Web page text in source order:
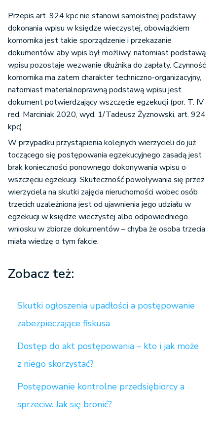
Przepis art. 924 kpc nie stanowi samoistnej podstawy
dokonania wpisu w księdze wieczystej, obowiązkiem
komornika jest takie sporządzenie i przekazanie
dokumentów, aby wpis był możliwy, natomiast podstawą
wpisu pozostaje wezwanie dłużnika do zapłaty. Czynność
komornika ma zatem charakter techniczno-organizacyjny,
natomiast materialnoprawną podstawą wpisu jest
dokument potwierdzający wszczęcie egzekucji (por. T. IV
red. Marciniak 2020, wyd. 1/Tadeusz Żyznowski, art. 924
kpc).
W przypadku przystąpienia kolejnych wierzycieli do już
toczącego się postępowania egzekucyjnego zasadą jest
brak konieczności ponownego dokonywania wpisu o
wszczęciu egzekucji. Skuteczność powoływania się przez
wierzyciela na skutki zajęcia nieruchomości wobec osób
trzecich uzależniona jest od ujawnienia jego udziału w
egzekucji w księdze wieczystej albo odpowiedniego
wniosku w zbiorze dokumentów – chyba że osoba trzecia
miała wiedzę o tym fakcie.
Zobacz też:
Skutki ogłoszenia upadłości a postępowanie
zabezpieczające fiskusa
Dostęp do akt postępowania – kto i jak może
z niego skorzystać?
Postępowanie kontrolne przedsiębiorcy a
sprzeciw. Jak się bronić?